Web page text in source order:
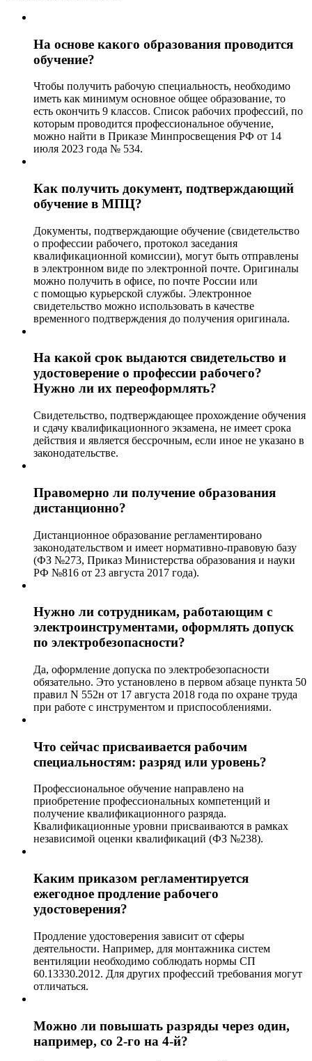
На основе какого образования проводится
обучение?
Чтобы получить рабочую специальность, необходимо
иметь как минимум основное общее образование, то
есть окончить 9 классов. Список рабочих профессий, по
которым проводится профессиональное обучение,
можно найти в Приказе Минпросвещения РФ от 14
июля 2023 года № 534.
Как получить документ, подтверждающий
обучение в МПЦ?
Документы, подтверждающие обучение (свидетельство
о профессии рабочего, протокол заседания
квалификационной комиссии), могут быть отправлены
в электронном виде по электронной почте. Оригиналы
можно получить в офисе, по почте России или
с помощью курьерской службы. Электронное
свидетельство можно использовать в качестве
временного подтверждения до получения оригинала.
На какой срок выдаются свидетельство и
удостоверение о профессии рабочего?
Нужно ли их переоформлять?
Свидетельство, подтверждающее прохождение обучения
и сдачу квалификационного экзамена, не имеет срока
действия и является бессрочным, если иное не указано в
законодательстве.
Правомерно ли получение образования
дистанционно?
Дистанционное образование регламентировано
законодательством и имеет нормативно-правовую базу
(ФЗ №273, Приказ Министерства образования и науки
РФ №816 от 23 августа 2017 года).
Нужно ли сотрудникам, работающим с
электроинструментами, оформлять допуск
по электробезопасности?
Да, оформление допуска по электробезопасности
обязательно. Это установлено в первом абзаце пункта 50
правил N 552н от 17 августа 2018 года по охране труда
при работе с инструментом и приспособлениями.
Что сейчас присваивается рабочим
специальностям: разряд или уровень?
Профессиональное обучение направлено на
приобретение профессиональных компетенций и
получение квалификационного разряда.
Квалификационные уровни присваиваются в рамках
независимой оценки квалификаций (ФЗ №238).
Каким приказом регламентируется
ежегодное продление рабочего
удостоверения?
Продление удостоверения зависит от сферы
деятельности. Например, для монтажника систем
вентиляции необходимо соблюдать нормы СП
60.13330.2012. Для других профессий требования могут
отличаться.
Можно ли повышать разряды через один,
например, со 2-го на 4-й?